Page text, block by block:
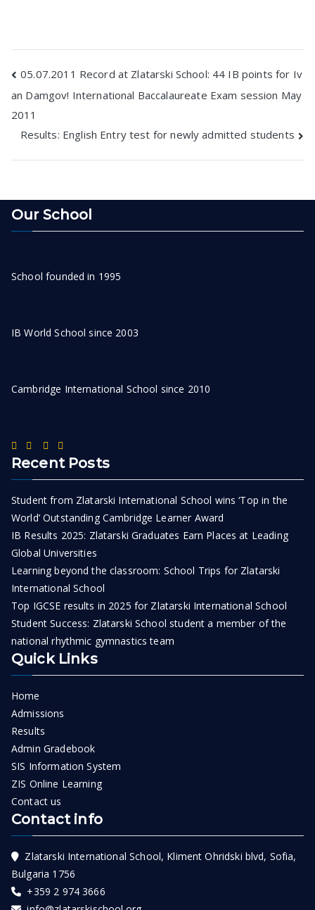
Post
navigation
05.07.2011 Record at Zlatarski School: 44 IB points for Iv
an Damgov! International Baccalaureate Exam session May
2011
Results: English Entry test for newly admitted students
Our School
School founded in 1995
IB World School since 2003
Cambridge International School since 2010
Recent Posts
Student from Zlatarski International School wins ‘Top in the
World’ Outstanding Cambridge Learner Award
IB Results 2025: Zlatarski Graduates Earn Places at Leading
Global Universities
Learning beyond the classroom: School Trips for Zlatarski
International School
Top IGCSE results in 2025 for Zlatarski International School
Student Success: Zlatarski School student a member of the
national rhythmic gymnastics team
Quick Links
Home
Admissions
Results
Admin Gradebook
SIS Information System
ZIS Online Learning
Contact us
Contact info
Zlatarski International School, Kliment Ohridski blvd, Sofia,
Bulgaria 1756
+359 2 974 3666